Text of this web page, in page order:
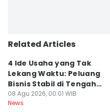
Related Articles
4 Ide Usaha yang Tak
Lekang Waktu: Peluang
Bisnis Stabil di Tengah
Perubahan
08 Agu 2026, 00:01 WIB
News